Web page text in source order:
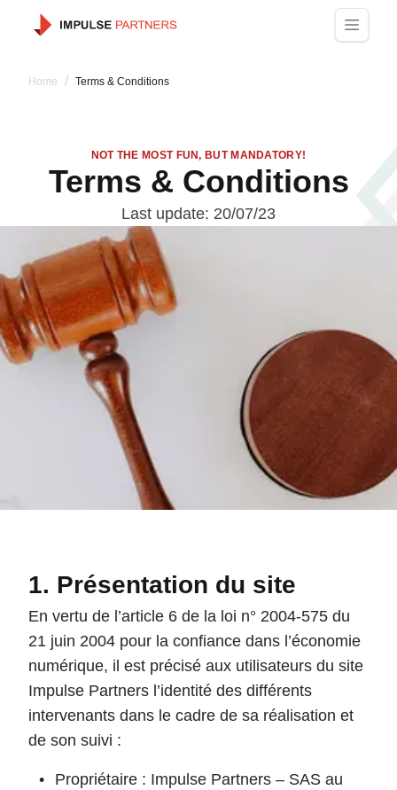
Home / Terms & Conditions
NOT THE MOST FUN, BUT MANDATORY!
Terms & Conditions
Last update: 20/07/23
Présentation du site
En vertu de l’article 6 de la loi n° 2004-575 du
21 juin 2004 pour la confiance dans l’économie
numérique, il est précisé aux utilisateurs du site
Impulse Partners l’identité des différents
intervenants dans le cadre de sa réalisation et
de son suivi :
Propriétaire : Impulse Partners – SAS au